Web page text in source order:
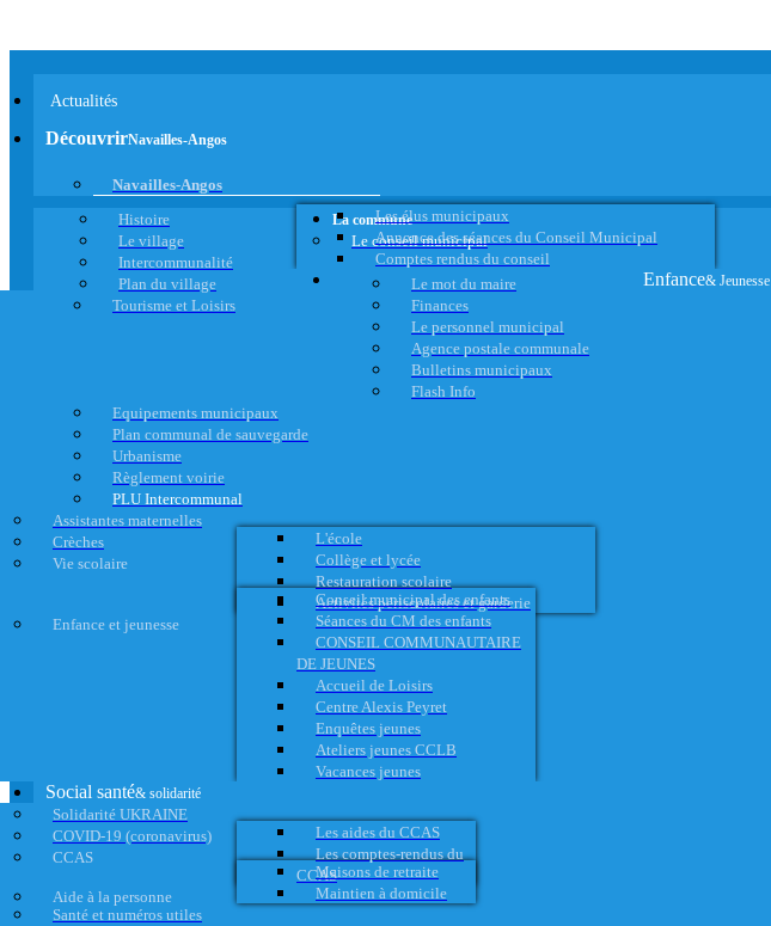
Actualités
DécouvrirNavailles-Angos
Navailles-Angos
Histoire
Le village
Intercommunalité
Plan du village
Tourisme et Loisirs
La commune
Le conseil municipal
Les élus municipaux
Annonce des séances du Conseil Municipal
Comptes rendus du conseil
Le mot du maire
Finances
Le personnel municipal
Agence postale communale
Bulletins municipaux
Flash Info
Equipements municipaux
Plan communal de sauvegarde
Urbanisme
Règlement voirie
PLU Intercommunal
Enfance& Jeunesse
Assistantes maternelles
Crèches
Vie scolaire
L'école
Collège et lycée
Restauration scolaire
Activités périscolaires et garderie
Enfance et jeunesse
Conseil municipal des enfants
Séances du CM des enfants
CONSEIL COMMUNAUTAIRE
DE JEUNES
Accueil de Loisirs
Centre Alexis Peyret
Enquêtes jeunes
Ateliers jeunes CCLB
Vacances jeunes
Social santé& solidarité
Solidarité UKRAINE
COVID-19 (coronavirus)
CCAS
Les aides du CCAS
Les comptes-rendus du
CCAS
Aide à la personne
Maisons de retraite
Maintien à domicile
Santé et numéros utiles